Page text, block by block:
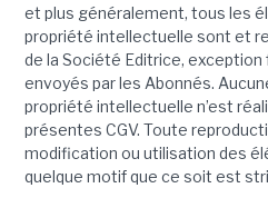
et plus généralement, tous les
propriété intellectuelle sont et
de la Société Editrice,
envoyés par les Abonnés.
propriété intellectuelle n’est
présentes CGV. Toute
modification ou utilisation des
quelque motif que ce soit est